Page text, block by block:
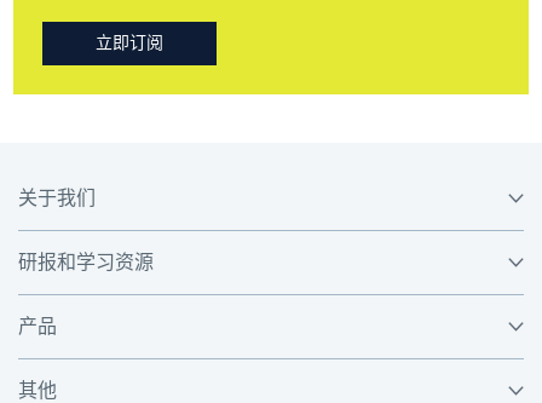
立即订阅
关于我们
研报和学习资源
产品
其他